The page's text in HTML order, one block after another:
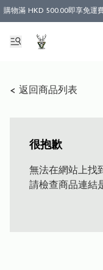
購物滿 HKD 500.00即享免運
< 返回商品列表
很抱歉
無法在網站上找
請檢查商品連結